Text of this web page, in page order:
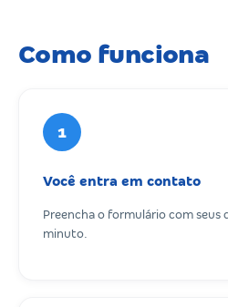
Como funciona
1
Você entra em contato
Preencha o formulário com seus
minuto.